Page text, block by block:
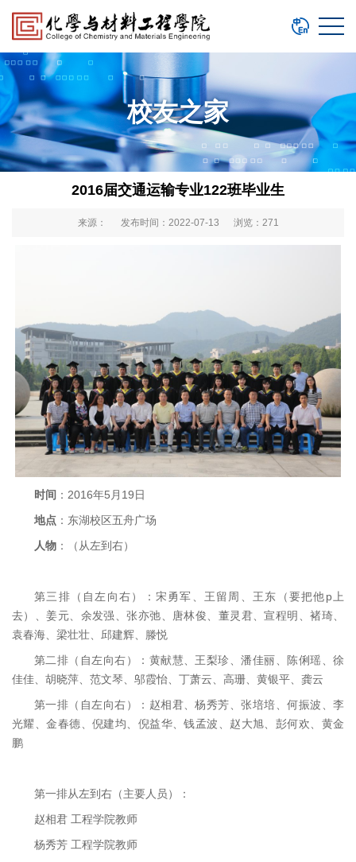
校友之家
2016届交通运输专业122班毕业生
来源： 发布时间：2022-07-13 浏览： 271
时间 ：2016年5月19日
地点 ：东湖校区五舟广场
人物 ：（从左到右）
第三排（自左向右）：宋勇军、王留周、王东（要把他p上
去）、姜元、余发强、张亦弛、唐林俊、董灵君、宣程明、褚琦、
袁春海、梁壮壮、邱建辉、滕悦
第二排（自左向右）：黄献慧、王梨珍、潘佳丽、陈俐瑶、徐
佳佳、胡晓萍、范文琴、邬霞怡、丁萧云、高珊、黄银平、龚云
第一排（自左向右）：赵相君、杨秀芳、张培培、何振波、李
光耀、金春德、倪建均、倪益华、钱孟波、赵大旭、彭何欢、黄金
鹏
第一排从左到右（主要人员）：
赵相君 工程学院教师
杨秀芳 工程学院教师